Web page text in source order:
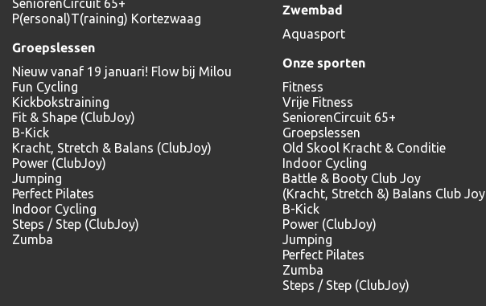
SeniorenCircuit 65+
P(ersonal)T(raining) Kortezwaag
Groepslessen
Nieuw vanaf 19 januari! Flow bij Milou
Fun Cycling
Kickbokstraining
Fit & Shape (ClubJoy)
B-Kick
Kracht, Stretch & Balans (ClubJoy)
Power (ClubJoy)
Jumping
Perfect Pilates
Indoor Cycling
Steps / Step (ClubJoy)
Zumba
Zwembad
Aquasport
Onze sporten
Fitness
Vrije Fitness
SeniorenCircuit 65+
Groepslessen
Old Skool Kracht & Conditie
Indoor Cycling
Battle & Booty Club Joy
(Kracht, Stretch &) Balans Club Joy
B-Kick
Power (ClubJoy)
Jumping
Perfect Pilates
Zumba
Steps / Step (ClubJoy)